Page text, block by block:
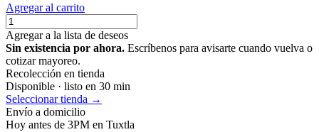
Agregar al carrito
Agregar a la lista de deseos
Sin existencia por ahora. Escríbenos para avisarte cuando vuelva o
cotizar mayoreo.
Recolección en tienda
Disponible · listo en 30 min
Seleccionar tienda →
Envío a domicilio
Hoy antes de 3PM en Tuxtla